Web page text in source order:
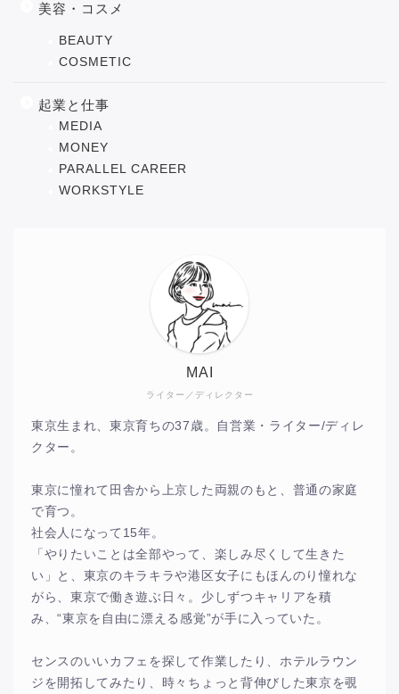
美容・コスメ
BEAUTY
COSMETIC
起業と仕事
MEDIA
MONEY
PARALLEL CAREER
WORKSTYLE
ライター／ディレクター
MAI
東京生まれ、東京育ちの37歳。自営業・ライター/ディレ
クター。
東京に憧れて田舎から上京した両親のもと、普通の家庭
で育つ。
社会人になって15年。
「やりたいことは全部やって、楽しみ尽くして生きた
い」と、東京のキラキラや港区女子にもほんのり憧れな
がら、東京で働き遊ぶ日々。少しずつキャリアを積
み、“東京を自由に漂える感覚”が手に入っていた。
センスのいいカフェを探して作業したり、ホテルラウン
ジを開拓してみたり、時々ちょっと背伸びした東京を覗